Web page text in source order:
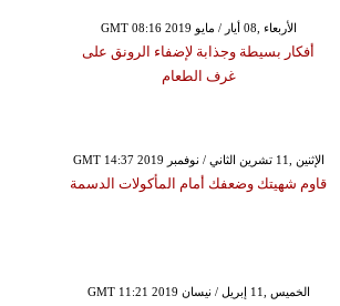
GMT 08:16 2019 الأربعاء ,08 أيار / مايو
أفكار بسيطة وجذابة لإضفاء الرونق على
غرف الطعام
GMT 14:37 2019 الإثنين ,11 تشرين الثاني / نوفمبر
قاوم شهيتك وضعفك أمام المأكولات الدسمة
GMT 11:21 2019 الخميس ,11 إبريل / نيسان